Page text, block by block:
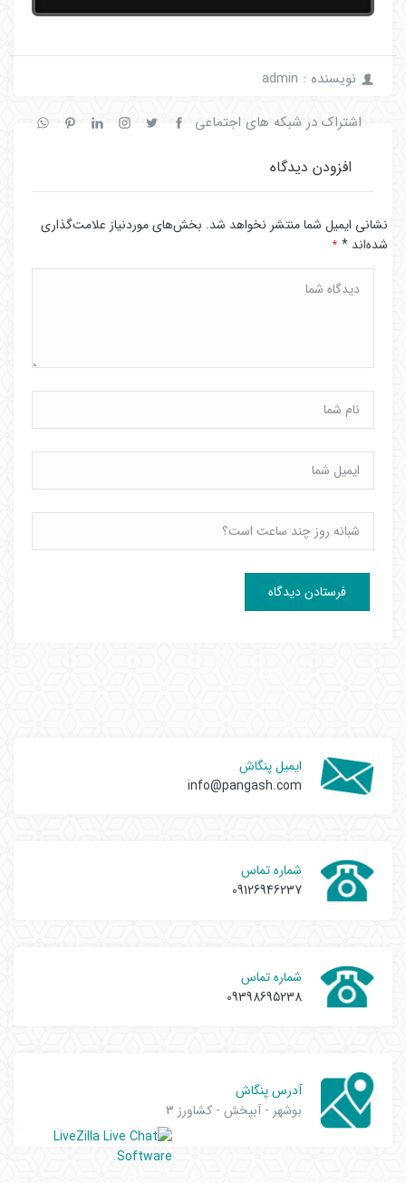
نویسنده : admin
اشتراک در شبکه های اجتماعی
افزودن دیدگاه
نشانی ایمیل شما منتشر نخواهد شد. بخش‌های موردنیاز علامت‌گذاری
شده‌اند *
ایمیل پنگاش
info@pangash.com
شماره تماس
09126946237
شماره تماس
09398695238
آدرس پنگاش
بوشهر - آبپخش - کشاورز 3